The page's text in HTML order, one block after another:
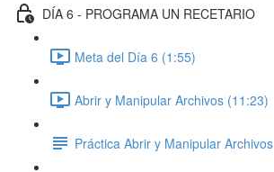
DÍA 6 - PROGRAMA UN RECETARIO
Meta del Día 6 (1:55)
Abrir y Manipular Archivos (11:23)
Práctica Abrir y Manipular Archivos